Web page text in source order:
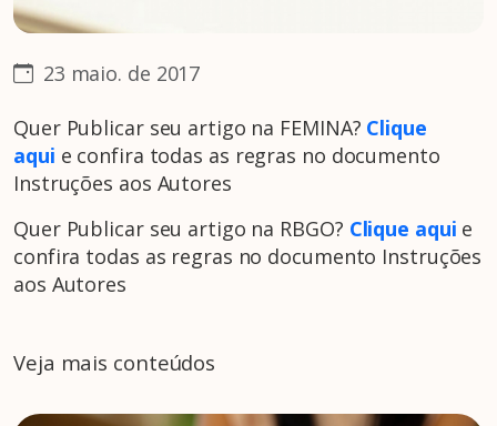
23 maio. de 2017
Quer Publicar seu artigo na FEMINA? Clique
aqui e confira todas as regras no documento
Instruções aos Autores
Quer Publicar seu artigo na RBGO? Clique aqui e
confira todas as regras no documento Instruções
aos Autores
Veja mais conteúdos